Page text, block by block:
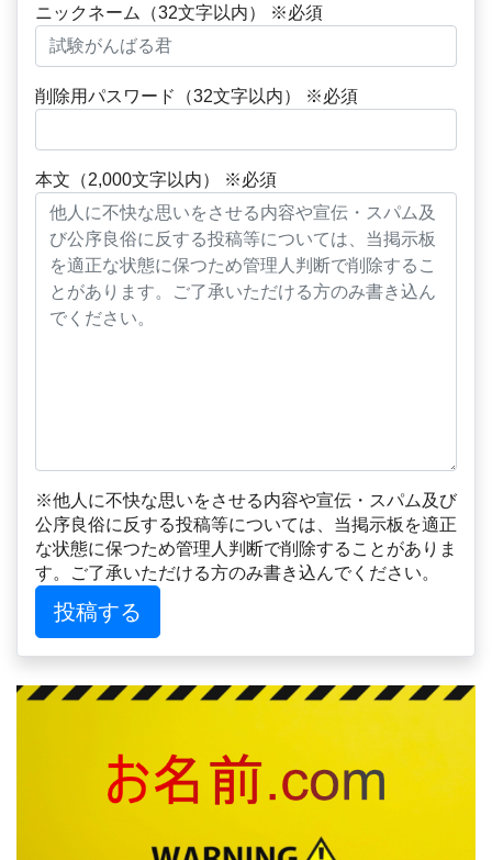
ニックネーム（32文字以内） ※必須
削除用パスワード（32文字以内） ※必須
本文（2,000文字以内） ※必須
※他人に不快な思いをさせる内容や宣伝・スパム及び
公序良俗に反する投稿等については、当掲示板を適正
な状態に保つため管理人判断で削除することがありま
す。ご了承いただける方のみ書き込んでください。
投稿する